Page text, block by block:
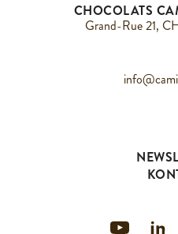
CHOCOLATS
Grand-Rue 21,